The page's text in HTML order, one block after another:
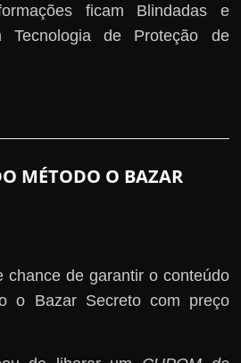
ficam Blindadas e
Tecnologia de Proteção de
MÉTODO O BAZAR
chance de garantir o conteúdo
o Bazar Secreto com preço